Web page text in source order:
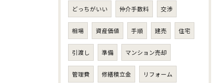
どっちがいい 仲介手数料 交渉
相場 資産価値 手順 建売 住宅
引渡し 準備 マンション売却
管理費 修繕積立金 リフォーム